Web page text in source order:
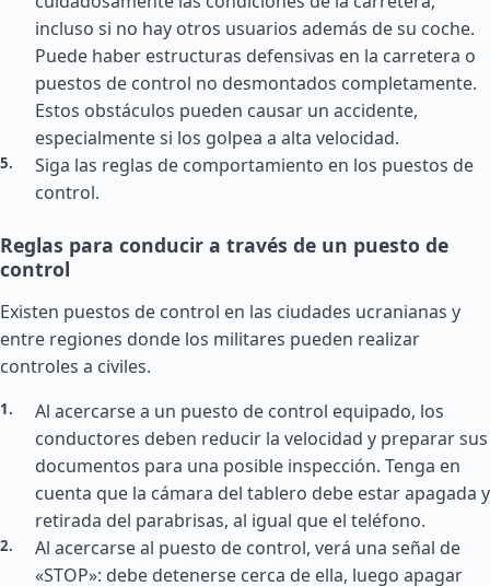
incluso si no hay otros usuarios además de su coche.
Puede haber estructuras defensivas en la carretera o
puestos de control no desmontados completamente.
Estos obstáculos pueden causar un accidente,
especialmente si los golpea a alta velocidad.
Siga las reglas de comportamiento en los puestos de
control.
Reglas para conducir a través de un puesto de
control
Existen puestos de control en las ciudades ucranianas y
entre regiones donde los militares pueden realizar
controles a civiles.
Al acercarse a un puesto de control equipado, los
conductores deben reducir la velocidad y preparar sus
documentos para una posible inspección. Tenga en
cuenta que la cámara del tablero debe estar apagada y
retirada del parabrisas, al igual que el teléfono.
Al acercarse al puesto de control, verá una señal de
«STOP»: debe detenerse cerca de ella, luego apagar